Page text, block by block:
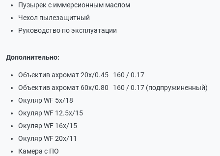
Пузырек с иммерсионным маслом
Чехол пылезащитный
Руководство по эксплуатации
Дополнительно:
Объектив ахромат 20x/0.45 160 / 0.17
Объектив ахромат 60x/0.80 160 / 0.17 (подпружиненный)
Окуляр WF 5х/18
Окуляр WF 12.5х/15
Окуляр WF 16х/15
Окуляр WF 20х/11
Камера с ПО